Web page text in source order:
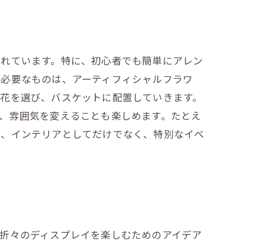
ています。特に、初心者でも簡単にアレン
要なものは、アーティフィシャルフラワ
選び、バスケットに配置していきます。
雰囲気を変えることも楽しめます。たとえ
インテリアとしてだけでなく、特別なイベ
々のディスプレイを楽しむためのアイデア